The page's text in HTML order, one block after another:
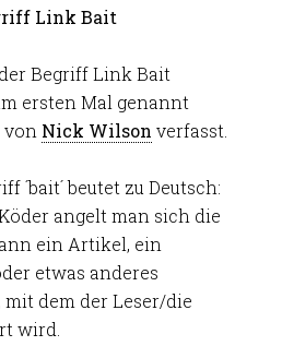
Link Bait
Begriff Link Bait
ersten Mal genannt
von Nick Wilson verfasst.
´bait´ beutet zu Deutsch:
angelt man sich die
ein Artikel, ein
etwas anderes
dem der Leser/die
wird.